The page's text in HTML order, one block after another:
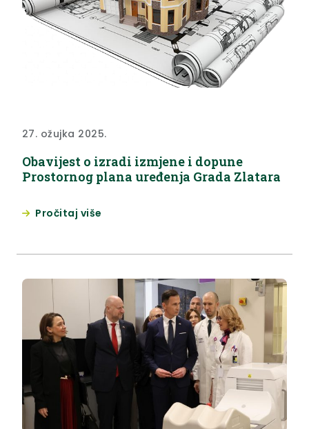
27. ožujka 2025.
Obavijest o izradi izmjene i dopune
Prostornog plana uređenja Grada Zlatara
Pročitaj više